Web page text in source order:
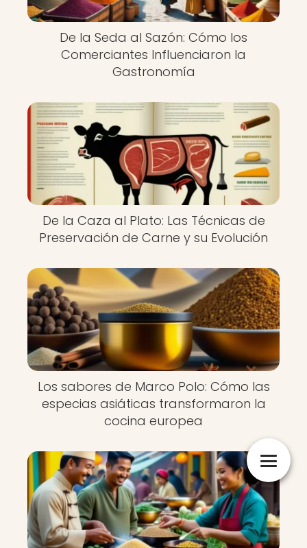
De la Seda al Sazón: Cómo los
Comerciantes Influenciaron la
Gastronomía
De la Caza al Plato: Las Técnicas de
Preservación de Carne y su Evolución
Los sabores de Marco Polo: Cómo las
especias asiáticas transformaron la
cocina europea